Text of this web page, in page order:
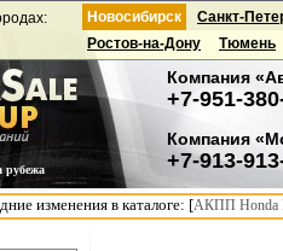
рубежа
Новосибирск
Компания
+7-951-
Компания
+7-913-
Санкт-
Ростов-на-Дону
Тюмень
изменения в каталоге: [АКПП Honda